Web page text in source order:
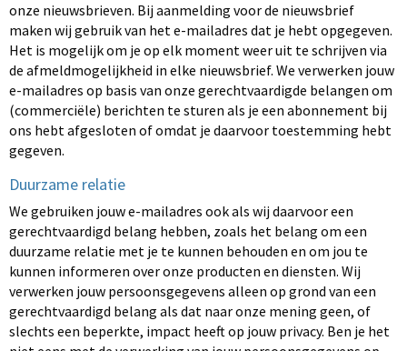
onze nieuwsbrieven. Bij aanmelding voor de nieuwsbrief
maken wij gebruik van het e-mailadres dat je hebt opgegeven.
Het is mogelijk om je op elk moment weer uit te schrijven via
de afmeldmogelijkheid in elke nieuwsbrief. We verwerken jouw
e-mailadres op basis van onze gerechtvaardigde belangen om
(commerciële) berichten te sturen als je een abonnement bij
ons hebt afgesloten of omdat je daarvoor toestemming hebt
gegeven.
Duurzame relatie
We gebruiken jouw e-mailadres ook als wij daarvoor een
gerechtvaardigd belang hebben, zoals het belang om een
duurzame relatie met je te kunnen behouden en om jou te
kunnen informeren over onze producten en diensten. Wij
verwerken jouw persoonsgegevens alleen op grond van een
gerechtvaardigd belang als dat naar onze mening geen, of
slechts een beperkte, impact heeft op jouw privacy. Ben je het